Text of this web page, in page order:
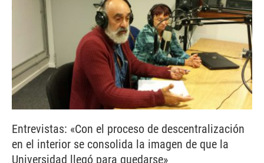
Entrevistas: «Con el proceso de descentralización
en el interior se consolida la imagen de que la
Universidad llegó para quedarse»